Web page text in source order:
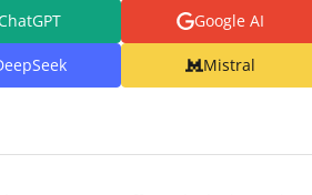
Google AI
Mistral